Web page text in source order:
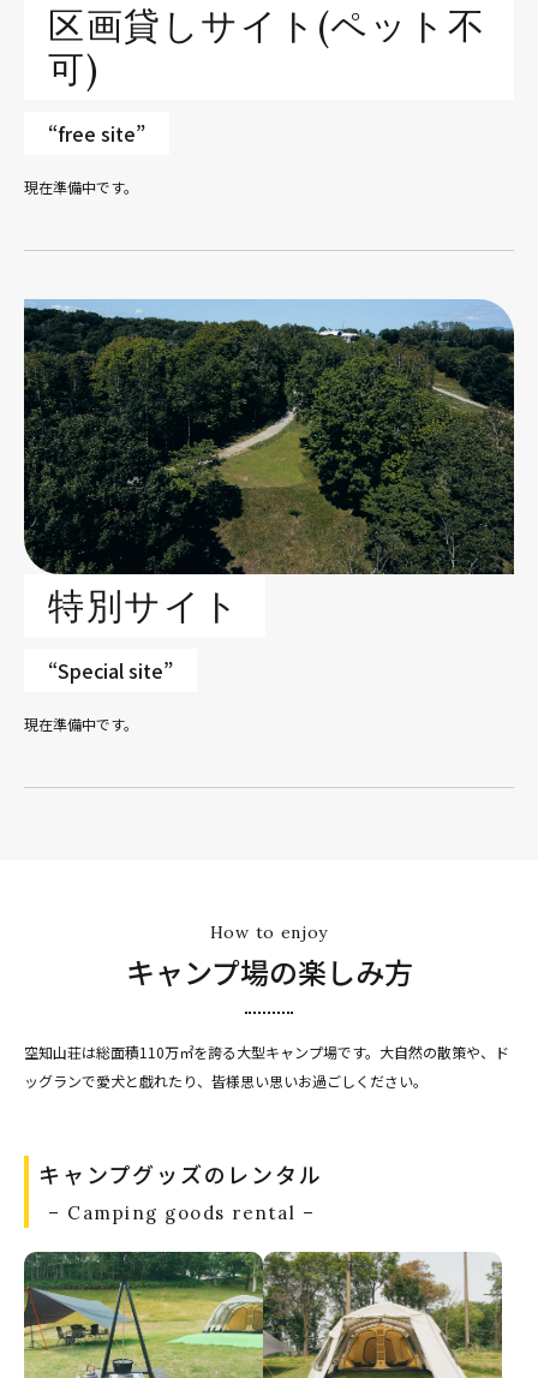
区画貸しサイト(ペット不
可)
“free site”
現在準備中です。
特別サイト
“Special site”
現在準備中です。
How to enjoy
キャンプ場の楽しみ方
空知山荘は総面積110万㎡を誇る大型キャンプ場です。大自然の散策や、ド
ッグランで愛犬と戯れたり、皆様思い思いお過ごしください。
キャンプグッズのレンタル
– Camping goods rental –